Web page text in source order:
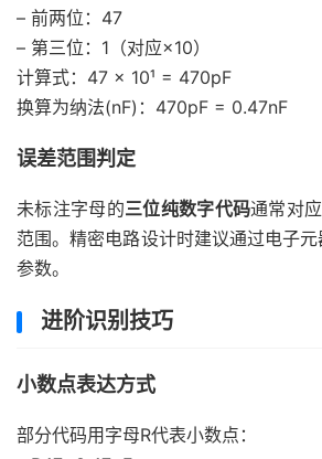
– 前两位：47
– 第三位：1（对应×10）
计算式：47 × 10¹ = 470pF
换算为纳法(nF)：470pF = 0.47nF
误差范围判定
未标注字母的三位纯数字代码通常对
范围。精密电路设计时建议通过电子
参数。
进阶识别技巧
小数点表达方式
部分代码用字母R代表小数点：